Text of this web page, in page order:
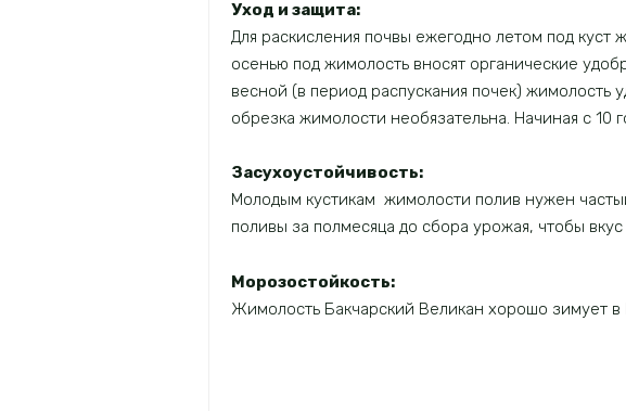
Уход и защита:
Для раскисления почвы ежегодно летом под куст
осенью под жимолость вносят органические
весной (в период распускания почек)
обрезка жимолости необязательна. Начиная с 10
Засухоустойчивость:
Молодым кустикам жимолости полив нужен
поливы за полмесяца до сбора урожая, чтобы вкус
Морозостойкость:
Жимолость Бакчарский Великан хорошо зимует в